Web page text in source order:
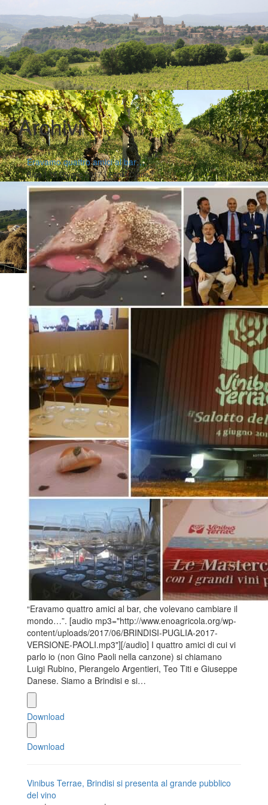
Archivi
Eravamo quattro amici al bar…
Blog|16 Giugno 2017|Fabio Ciarla
“Eravamo quattro amici al bar, che volevano cambiare il
mondo…”. [audio mp3="http://www.enoagricola.org/wp-
content/uploads/2017/06/BRINDISI-PUGLIA-2017-
VERSIONE-PAOLI.mp3"][/audio] I quattro amici di cui vi
parlo io (non Gino Paoli nella canzone) si chiamano
Luigi Rubino, Pierangelo Argentieri, Teo Titi e Giuseppe
Danese. Siamo a Brindisi e si…
Download
Download
Vinibus Terrae, Brindisi si presenta al grande pubblico
del vino